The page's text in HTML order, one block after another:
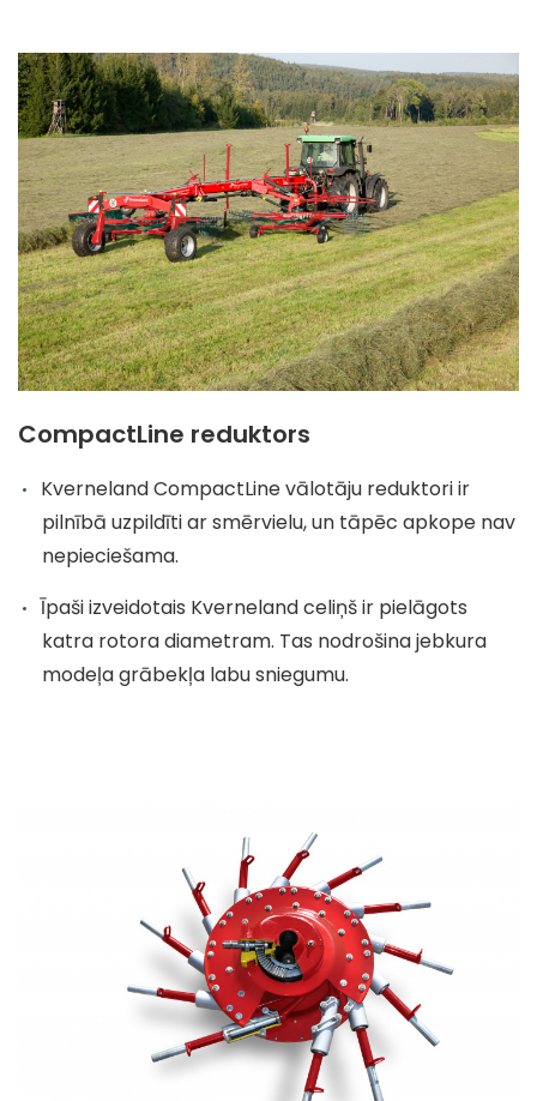
CompactLine reduktors
Kverneland CompactLine vālotāju reduktori ir
pilnībā uzpildīti ar smērvielu, un tāpēc apkope nav
nepieciešama.
Īpaši izveidotais Kverneland celiņš ir pielāgots
katra rotora diametram. Tas nodrošina jebkura
modeļa grābekļa labu sniegumu.